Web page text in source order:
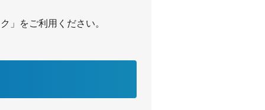
」をご利用ください。